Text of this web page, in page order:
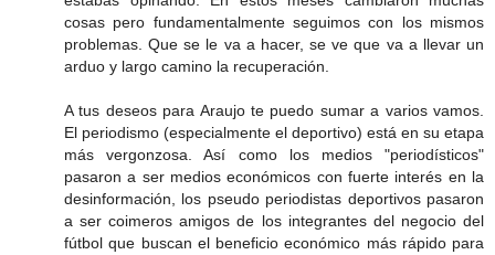
cosas pero fundamentalmente seguimos con los mismos
problemas. Que se le va a hacer, se ve que va a llevar un
arduo y largo camino la recuperación.
A tus deseos para Araujo te puedo sumar a varios vamos.
El periodismo (especialmente el deportivo) está en su etapa
más vergonzosa. Así como los medios "periodísticos"
pasaron a ser medios económicos con fuerte interés en la
desinformación, los pseudo periodistas deportivos pasaron
a ser coimeros amigos de los integrantes del negocio del
fútbol que buscan el beneficio económico más rápido para